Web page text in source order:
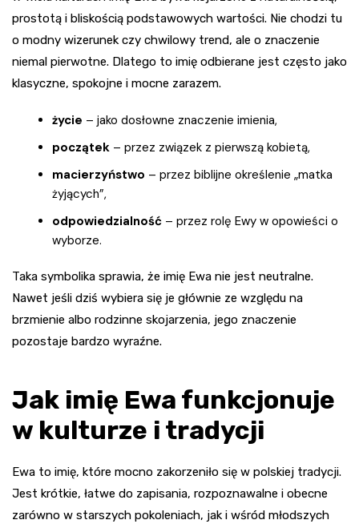
prostotą i bliskością podstawowych wartości. Nie chodzi tu
o modny wizerunek czy chwilowy trend, ale o znaczenie
niemal pierwotne. Dlatego to imię odbierane jest często jako
klasyczne, spokojne i mocne zarazem.
życie – jako dosłowne znaczenie imienia,
początek – przez związek z pierwszą kobietą,
macierzyństwo – przez biblijne określenie „matka
żyjących”,
odpowiedzialność – przez rolę Ewy w opowieści o
wyborze.
Taka symbolika sprawia, że imię Ewa nie jest neutralne.
Nawet jeśli dziś wybiera się je głównie ze względu na
brzmienie albo rodzinne skojarzenia, jego znaczenie
pozostaje bardzo wyraźne.
Jak imię Ewa funkcjonuje
w kulturze i tradycji
Ewa to imię, które mocno zakorzeniło się w polskiej tradycji.
Jest krótkie, łatwe do zapisania, rozpoznawalne i obecne
zarówno w starszych pokoleniach, jak i wśród młodszych